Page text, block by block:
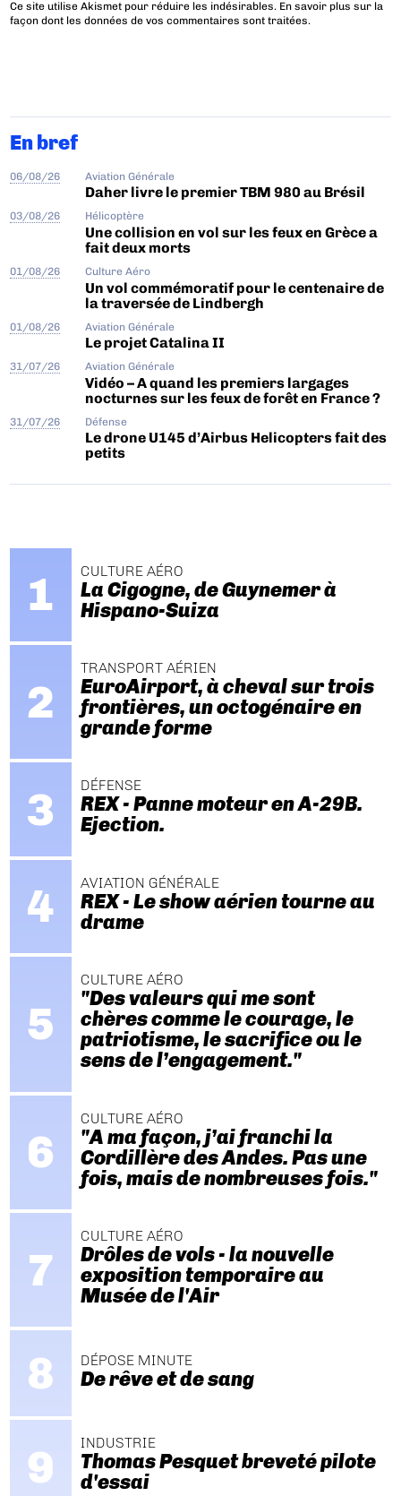
Ce site utilise Akismet pour réduire les indésirables. En savoir plus sur la
façon dont les données de vos commentaires sont traitées.
En bref
06/08/26 Aviation Générale
Daher livre le premier TBM 980 au Brésil
03/08/26 Hélicoptère
Une collision en vol sur les feux en Grèce a
fait deux morts
01/08/26 Culture Aéro
Un vol commémoratif pour le centenaire de
la traversée de Lindbergh
01/08/26 Aviation Générale
Le projet Catalina II
31/07/26 Aviation Générale
Vidéo – A quand les premiers largages
nocturnes sur les feux de forêt en France ?
31/07/26 Défense
Le drone U145 d’Airbus Helicopters fait des
petits
CULTURE AÉRO
La Cigogne, de Guynemer à
Hispano-Suiza
TRANSPORT AÉRIEN
EuroAirport, à cheval sur trois
frontières, un octogénaire en
grande forme
DÉFENSE
REX - Panne moteur en A-29B.
Ejection.
AVIATION GÉNÉRALE
REX - Le show aérien tourne au
drame
CULTURE AÉRO
"Des valeurs qui me sont
chères comme le courage, le
patriotisme, le sacrifice ou le
sens de l’engagement."
CULTURE AÉRO
"A ma façon, j’ai franchi la
Cordillère des Andes. Pas une
fois, mais de nombreuses fois."
CULTURE AÉRO
Drôles de vols - la nouvelle
exposition temporaire au
Musée de l'Air
DÉPOSE MINUTE
De rêve et de sang
INDUSTRIE
Thomas Pesquet breveté pilote
d'essai